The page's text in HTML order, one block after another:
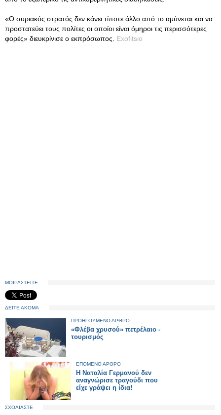
«Ο συριακός στρατός δεν κάνει τίποτε άλλο από το αμύνεται και να
προστατεύει τους πολίτες οι οποίοι είναι όμηροι τις περισσότερες
φορές» διευκρίνισε ο εκπρόσωπος. Exofitsio
ΜΟΙΡΑΣΤΕΙΤΕ
ΔΕΙΤΕ ΑΚΟΜΑ
ΠΡΟΗΓΟΥΜΕΝΟ ΑΡΘΡΟ
«Φλέβα χρυσού» πετρέλαιο -
τουρισμός
ΕΠΟΜΕΝΟ ΑΡΘΡΟ
Η Ναταλία Γερμανού δεν
αναγνώρισε τραγούδι που
είχε γράψει η ίδια!
ΣΧΟΛΙΑΣΤΕ